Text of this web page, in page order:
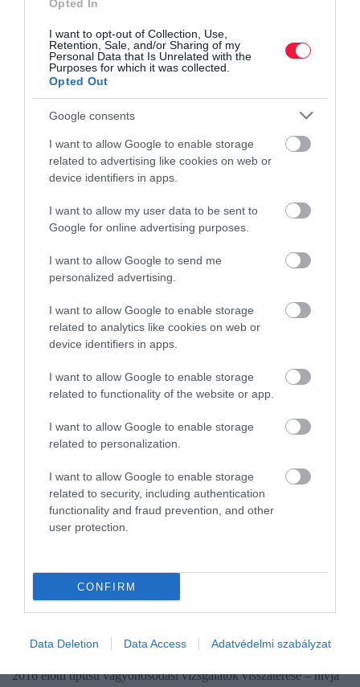
Opted In
I want to opt-out of Collection, Use,
Retention, Sale, and/or Sharing of my
Personal Data that Is Unrelated with the
Purposes for which it was collected.
Opted Out
Google consents
I want to allow Google to enable storage
related to advertising like cookies on web or
device identifiers in apps.
I want to allow my user data to be sent to
Google for online advertising purposes.
I want to allow Google to send me
personalized advertising.
I want to allow Google to enable storage
related to analytics like cookies on web or
device identifiers in apps.
I want to allow Google to enable storage
related to functionality of the website or app.
I want to allow Google to enable storage
related to personalization.
I want to allow Google to enable storage
related to security, including authentication
functionality and fraud prevention, and other
user protection.
CONFIRM
Data Deletion Data Access Adatvédelmi szabályzat
balaton szállás
család apartman
Nekik lehet félnivalójuk, ha visszakapja hatékony
fegyverét a NAV
A beígért adóellenőrzési szigorítások és az adóhatóság egyre
2016 előtti típusú vagyonosodási vizsgálatok visszatérése – hívja